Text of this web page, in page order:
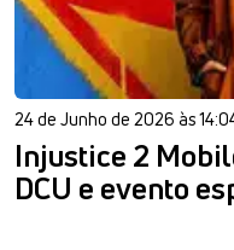
24 de Junho de 2026 às
Injustice 2
DCU e evento